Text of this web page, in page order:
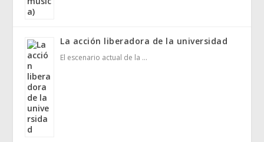
La acción liberadora de la universidad
El escenario actual de la …